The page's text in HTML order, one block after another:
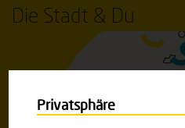
Die Stadt & Du
Privatsphäre